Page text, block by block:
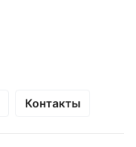
Контакты